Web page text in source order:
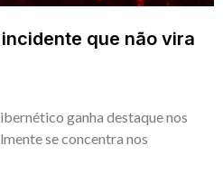
que não vira
ganha destaque nos
se concentra nos